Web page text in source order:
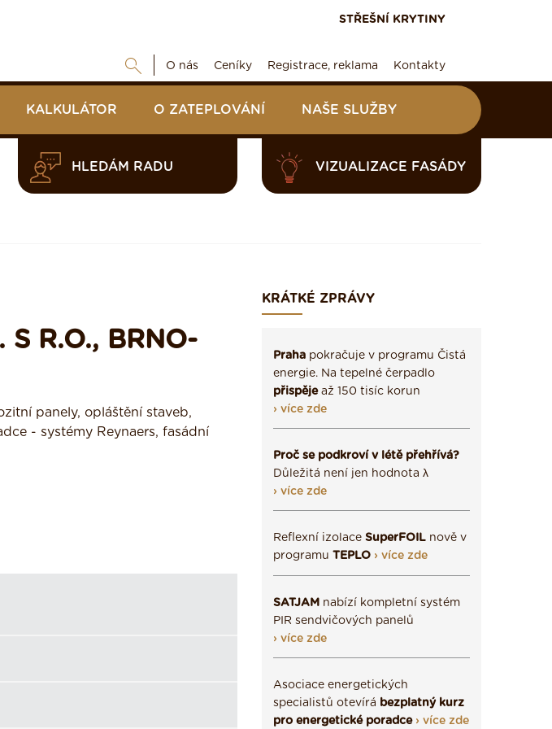
STŘEŠNÍ KRYTINY
O nás Ceníky Registrace, reklama Kontakty
KALKULÁTOR O ZATEPLOVÁNÍ NAŠE SLUŽBY
HLEDÁM RADU VIZUALIZACE FASÁDY
S R.O., BRNO-
panely, opláštění staveb,
- systémy Reynaers, fasádní
KRÁTKÉ ZPRÁVY
Praha pokračuje v programu Čistá
energie. Na tepelné čerpadlo
přispějeaž 150 tisíc korun
› více zde
Proč se podkroví v létě přehřívá?
Důležitá není jen hodnota λ
› více zde
Reflexní izolace SuperFOIL nově v
programu TEPLO › více zde
SATJAM nabízí kompletní systém
PIR sendvičových panelů
› více zde
Asociace energetických
specialistů otevírá bezplatný kurz
pro energetické poradce › více zde